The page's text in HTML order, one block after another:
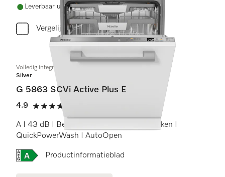
Leverbaar uit voorraad met gratis levering
Vergelijken
Volledig integreerbare vaatwassers
Silver
G 5863 SCVi Active Plus E
4.9
4.9 sterren op 5
A I 43 dB I Besteklade I ExtraComfort rekken I
QuickPowerWash I AutoOpen
Online Label Flag, Energielabel
Productinformatieblad